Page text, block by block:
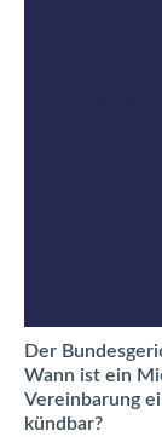
Der
Wann ist ein
Vereinbarung
kündbar?